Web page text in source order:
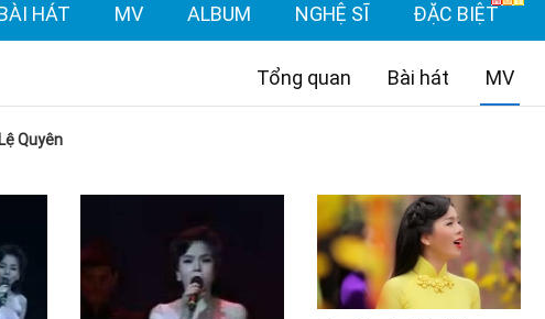
HÁT MV ALBUM NGHỆ SĨ ĐẶC BIỆT
Tổng quan Bài hát MV
Quyên